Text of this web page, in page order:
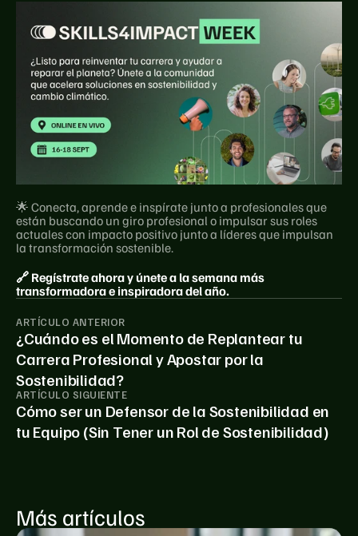
🌟 Conecta, aprende e inspírate junto a profesionales que
están buscando un giro profesional o impulsar sus roles
actuales con impacto positivo junto a líderes que impulsan
la transformación sostenible.
🔗 Regístrate ahora y únete a la semana más
transformadora e inspiradora del año.
ARTÍCULO ANTERIOR
¿Cuándo es el Momento de Replantear tu
Carrera Profesional y Apostar por la
Sostenibilidad?
ARTÍCULO SIGUIENTE
Cómo ser un Defensor de la Sostenibilidad en
tu Equipo (Sin Tener un Rol de Sostenibilidad)
Más artículos